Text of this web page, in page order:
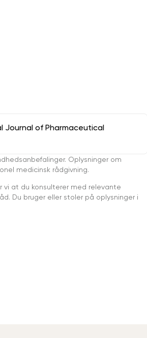
Journal of Pharmaceutical
Oplysninger om
medicinsk rådgivning.
vi at du konsulterer med relevante
Du bruger eller stoler på oplysninger i